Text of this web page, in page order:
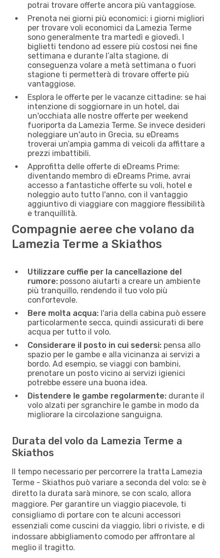
potrai trovare offerte ancora più vantaggiose.
Prenota nei giorni più economici: i giorni migliori
per trovare voli economici da Lamezia Terme
sono generalmente tra martedì e giovedì. I
biglietti tendono ad essere più costosi nei fine
settimana e durante l’alta stagione, di
conseguenza volare a metà settimana o fuori
stagione ti permetterà di trovare offerte più
vantaggiose.
Esplora le offerte per le vacanze cittadine: se hai
intenzione di soggiornare in un hotel, dai
un'occhiata alle nostre offerte per weekend
fuoriporta da Lamezia Terme. Se invece desideri
noleggiare un'auto in Grecia, su eDreams
troverai un’ampia gamma di veicoli da affittare a
prezzi imbattibili.
Approfitta delle offerte di eDreams Prime:
diventando membro di eDreams Prime, avrai
accesso a fantastiche offerte su voli, hotel e
noleggio auto tutto l'anno, con il vantaggio
aggiuntivo di viaggiare con maggiore flessibilità
e tranquillità.
Compagnie aeree che volano da
Lamezia Terme a Skiathos
Utilizzare cuffie per la cancellazione del
rumore: possono aiutarti a creare un ambiente
più tranquillo, rendendo il tuo volo più
confortevole.
Bere molta acqua: l'aria della cabina può essere
particolarmente secca, quindi assicurati di bere
acqua per tutto il volo.
Considerare il posto in cui sedersi: pensa allo
spazio per le gambe e alla vicinanza ai servizi a
bordo. Ad esempio, se viaggi con bambini,
prenotare un posto vicino ai servizi igienici
potrebbe essere una buona idea.
Distendere le gambe regolarmente: durante il
volo alzati per sgranchire le gambe in modo da
migliorare la circolazione sanguigna.
Durata del volo da Lamezia Terme a
Skiathos
Il tempo necessario per percorrere la tratta Lamezia
Terme - Skiathos può variare a seconda del volo: se è
diretto la durata sarà minore, se con scalo, allora
maggiore. Per garantire un viaggio piacevole, ti
consigliamo di portare con te alcuni accessori
essenziali come cuscini da viaggio, libri o riviste, e di
indossare abbigliamento comodo per affrontare al
meglio il tragitto.